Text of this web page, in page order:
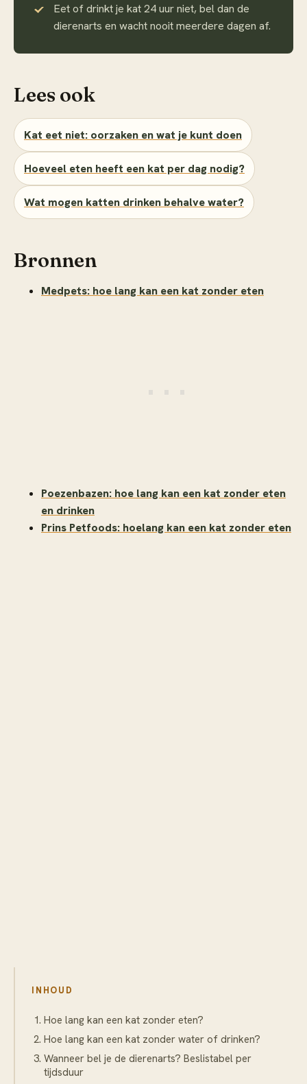
Eet of drinkt je kat 24 uur niet, bel dan de
dierenarts en wacht nooit meerdere dagen af.
Lees ook
Kat eet niet: oorzaken en wat je kunt doen
Hoeveel eten heeft een kat per dag nodig?
Wat mogen katten drinken behalve water?
Bronnen
Medpets: hoe lang kan een kat zonder eten
Poezenbazen: hoe lang kan een kat zonder eten
en drinken
Prins Petfoods: hoelang kan een kat zonder eten
INHOUD
Hoe lang kan een kat zonder eten?
Hoe lang kan een kat zonder water of drinken?
Wanneer bel je de dierenarts? Beslistabel per
tijdsduur